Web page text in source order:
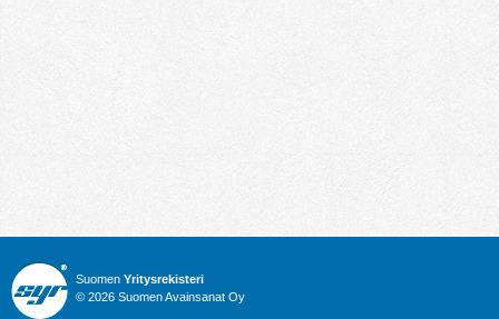
Suomen Yritysrekisteri
© 2026 Suomen Avainsanat Oy